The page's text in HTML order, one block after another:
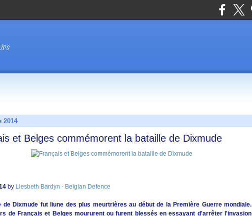
2014
et Belges commémorent la bataille de Dixmude
by Liesbeth Bardyn - Belgian Defence
de Dixmude fut liune des plus meurtrières au début de la Première Guerre mondiale.
de Français et Belges moururent ou furent blessés en essayant d'arrêter l'invasion